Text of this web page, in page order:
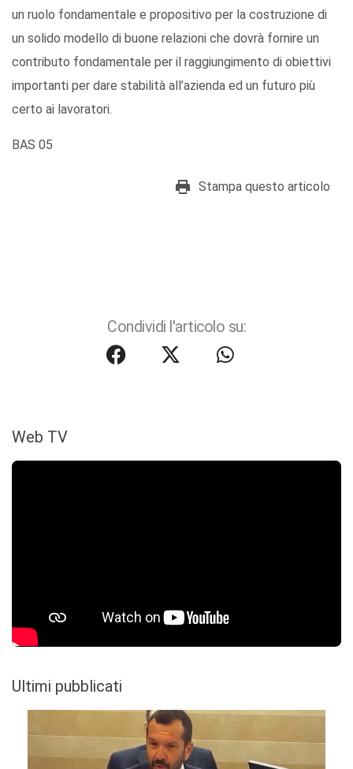
un ruolo fondamentale e propositivo per la costruzione di
un solido modello di buone relazioni che dovrà fornire un
contributo fondamentale per il raggiungimento di obiettivi
importanti per dare stabilità all’azienda ed un futuro più
certo ai lavoratori.
BAS 05
Stampa questo articolo
Condividi l'articolo su:
Web TV
Ultimi pubblicati